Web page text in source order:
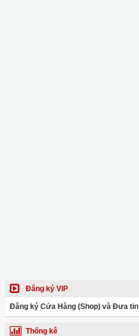
Đăng ký VIP
Đăng ký Cửa Hàng (Shop) và Đưa
Thống kê